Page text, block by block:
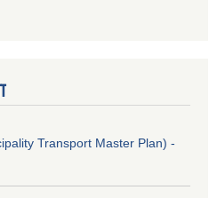
Transport Master Plan) -